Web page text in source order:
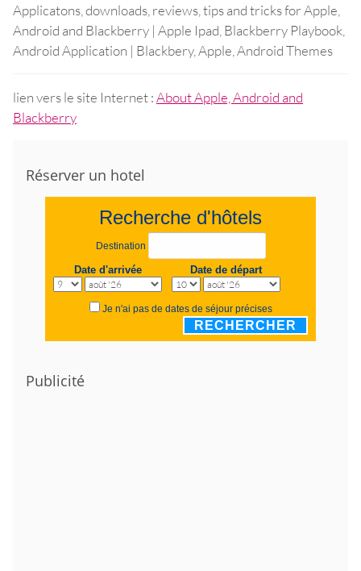
Applicatons, downloads, reviews, tips and tricks for Apple,
Android and Blackberry | Apple Ipad, Blackberry Playbook,
Android Application | Blackbery, Apple, Android Themes
lien vers le site Internet :About Apple, Android and
Blackberry
Réserver un hotel
Recherche d'hôtels
Destination
Date d'arrivée Date de départ
Je n'ai pas de dates de séjour précises
RECHERCHER
Publicité